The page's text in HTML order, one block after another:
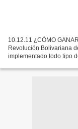
10.12.11 ¿CÓMO
Revolución Bolivariana
implementado todo tipo